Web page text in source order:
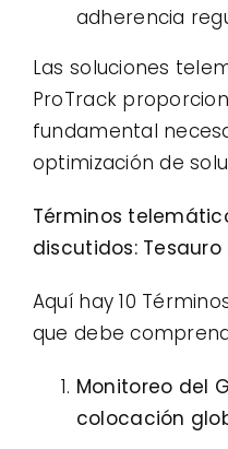
adherencia
Las soluciones
ProTrack
fundamental
optimización de
Términos
discutidos:
Aquí hay 10
que debe
Monitoreo del
colocación